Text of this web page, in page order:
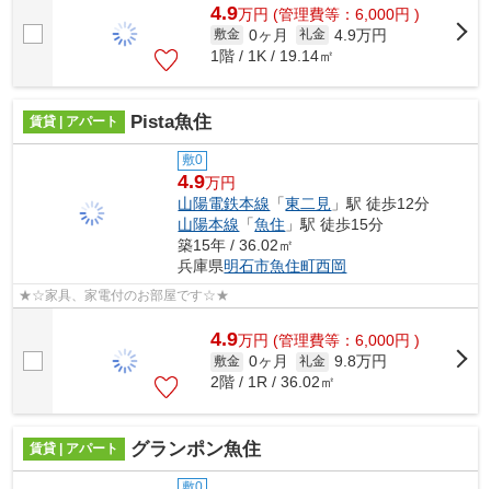
4.9万円 (管理費等：6,000円 )
敷金 0ヶ月 礼金 4.9万円
1階 / 1K / 19.14㎡
賃貸 | アパート Pista魚住
敷0
4.9万円
山陽電鉄本線 「東二見 」駅 徒歩12分
山陽本線 「魚住 」駅 徒歩15分
築15年 / 36.02㎡
兵庫県明石市魚住町西岡
★☆家具、家電付のお部屋です☆★
4.9万円 (管理費等：6,000円 )
敷金 0ヶ月 礼金 9.8万円
2階 / 1R / 36.02㎡
賃貸 | アパート グランポン魚住